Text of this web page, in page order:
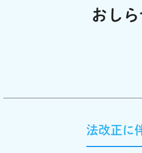
おし
法改正に